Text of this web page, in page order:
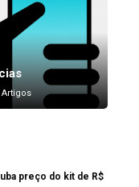
Artigos
preço do kit de R$